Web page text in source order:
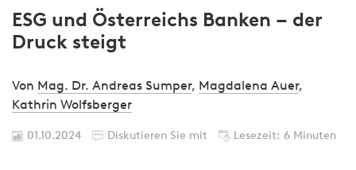
ESG und Österreichs Banken – der
Druck steigt
Von Mag. Dr. Andreas Sumper, Magdalena Auer,
Kathrin Wolfsberger
01.10.2024 Diskutieren Sie mit Lesezeit: 6 Minuten